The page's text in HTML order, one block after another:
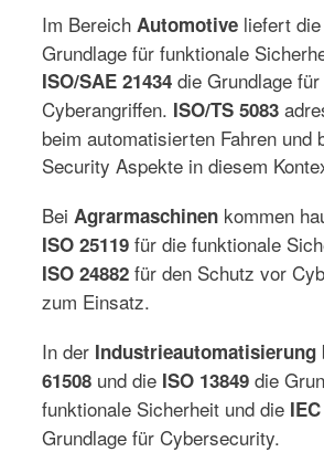
Im Bereich Automotive liefert die
Grundlage für funktionale
ISO/SAE 21434 die Grundlage
Cyberangriffen. ISO/TS 5083
beim automatisierten Fahren und
Security Aspekte in diesem
Bei Agrarmaschinen kommen
ISO 25119 für die funktionale
ISO 24882 für den Schutz vor
zum Einsatz.
In der Industrieautomatisierung
61508 und die ISO 13849 die
funktionale Sicherheit und die
Grundlage für Cybersecurity.